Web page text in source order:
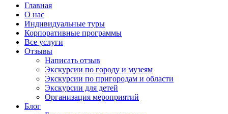
Главная
О нас
Индивидуальные туры
Корпоративные программы
Все услуги
Отзывы
Написать отзыв
Экскурсии по городу и музеям
Экскурсии по пригородам и области
Экскурсии для детей
Организация мероприятий
Блог